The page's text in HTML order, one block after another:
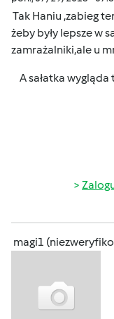
Tak Haniu ,zabieg
żeby były lepsze w
zamrażalniki,ale u
A sałatka wygląda
magi1